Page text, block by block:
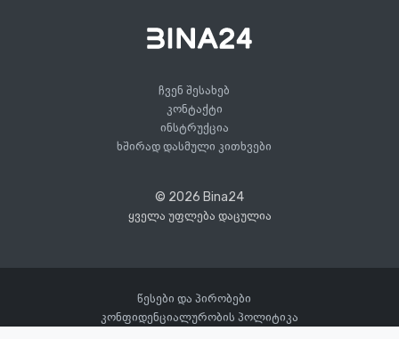
50
ჩვენ შესახებ
კონტაქტი
ინსტრუქცია
ხშირად დასმული კითხვები
© 2026 Bina24
ყველა უფლება დაცულია
წესები და პირობები
კონფიდენციალურობის პოლიტიკა